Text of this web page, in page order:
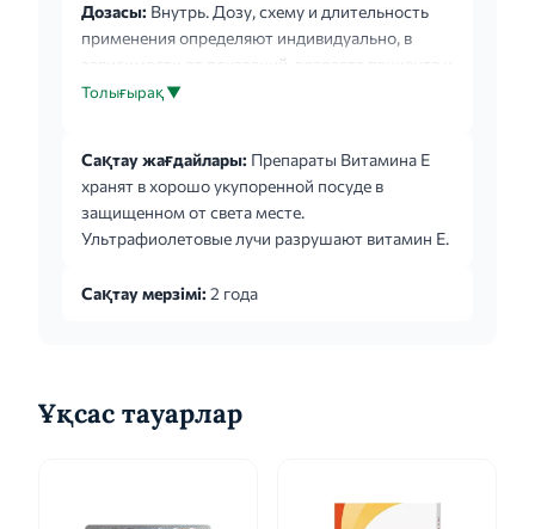
Дозасы: Внутрь. Дозу, схему и длительность
применения определяют индивидуально, в
зависимости от показаний, возраста пациента и
применяемой лекарственной формы.
Толығырақ ▼
Сақтау жағдайлары: Препараты Витамина Е
хранят в хорошо укупоренной посуде в
защищенном от света месте.
Ультрафиолетовые лучи разрушают витамин Е.
Сақтау мерзімі: 2 года
Ұқсас тауарлар